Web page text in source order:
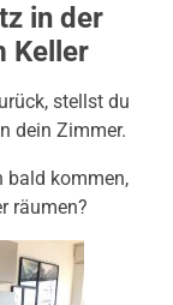
in der
Keller
stellst du
dein Zimmer.
bald kommen,
räumen?